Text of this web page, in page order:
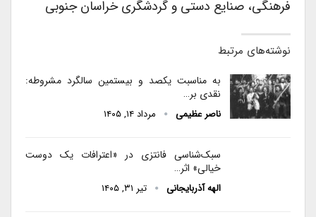
فرهنگی، صنایع دستی و گردشگری خراسان جنوبی
نوشته‌های مرتبط
به مناسبت یکصد و بیستمین سالگرد مشروطه:
نقدی بر…
ناصر عظیمی مرداد ۱۴, ۱۴۰۵
سبک‌شناسی فانتزی در «اعترافات یک دوست
خیالی» اثر…
الهه آذربایجانی تیر ۳۱, ۱۴۰۵